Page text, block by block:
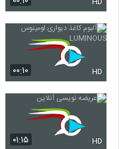
۰۰:۱۰ HD
۰۱:۱۵ HD